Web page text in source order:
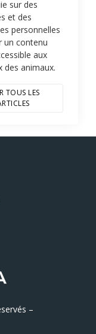
sur des
et des
personnelles
un contenu
aux
des animaux.
TOUS LES
–